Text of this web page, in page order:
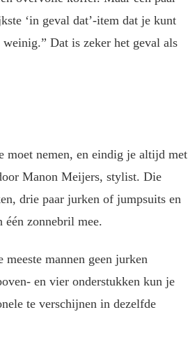
‘in geval dat’-item dat je kunt
Dat is zeker het geval als
moet nemen, en eindig je altijd met
Manon Meijers, stylist. Die
drie paar jurken of jumpsuits en
één zonnebril mee.
mannen geen jurken
en vier onderstukken kun je
te verschijnen in dezelfde